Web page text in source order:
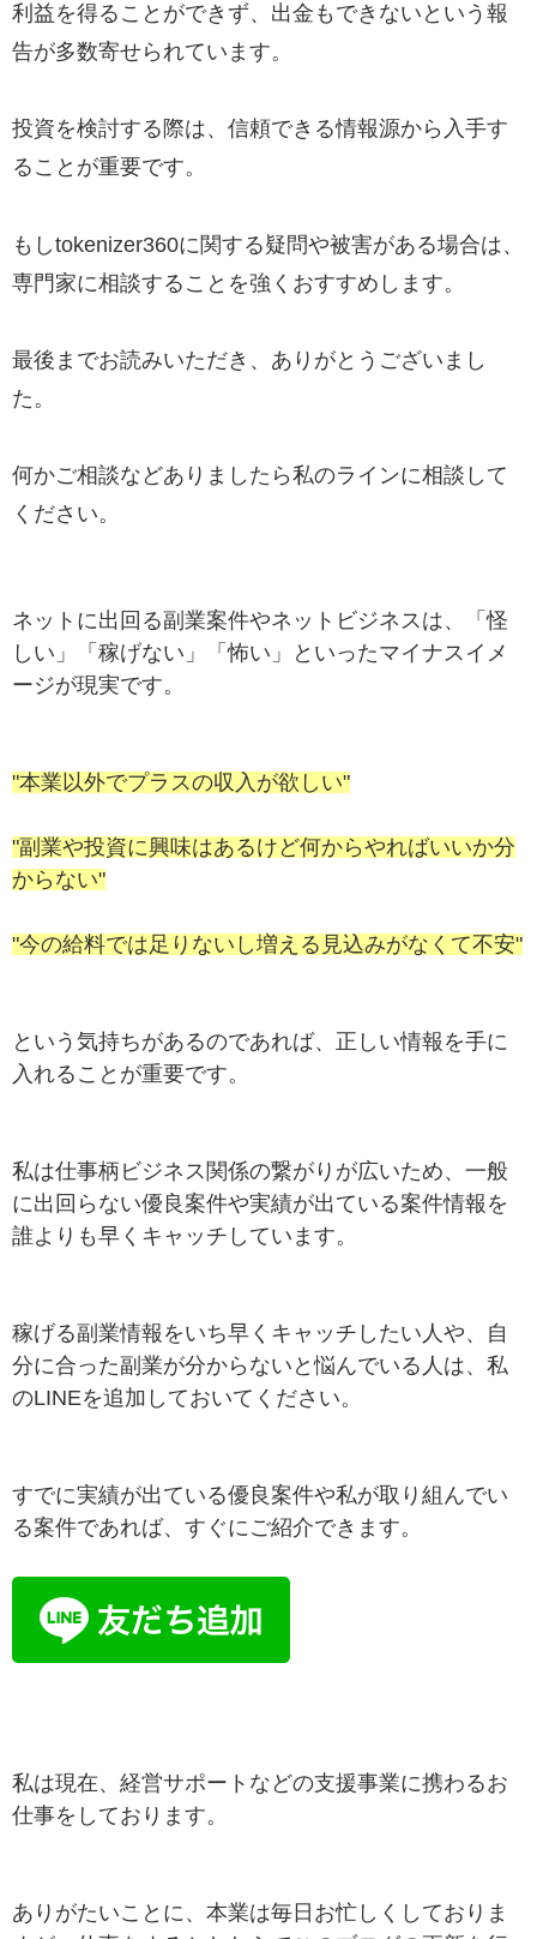
利益を得ることができず、出金もできないという報
告が多数寄せられています。
投資を検討する際は、信頼できる情報源から入手す
ることが重要です。
もしtokenizer360に関する疑問や被害がある場合は、
専門家に相談することを強くおすすめします。
最後までお読みいただき、ありがとうございまし
た。
何かご相談などありましたら私のラインに相談して
ください。
ネットに出回る副業案件やネットビジネスは、「怪
しい」「稼げない」「怖い」といったマイナスイメ
ージが現実です。
"本業以外でプラスの収入が欲しい"
"副業や投資に興味はあるけど何からやればいいか分
からない"
"今の給料では足りないし増える見込みがなくて不安"
という気持ちがあるのであれば、正しい情報を手に
入れることが重要です。
私は仕事柄ビジネス関係の繋がりが広いため、一般
に出回らない優良案件や実績が出ている案件情報を
誰よりも早くキャッチしています。
稼げる副業情報をいち早くキャッチしたい人や、自
分に合った副業が分からないと悩んでいる人は、私
のLINEを追加しておいてください。
すでに実績が出ている優良案件や私が取り組んでい
る案件であれば、すぐにご紹介できます。
私は現在、経営サポートなどの支援事業に携わるお
仕事をしております。
ありがたいことに、本業は毎日お忙しくしておりま